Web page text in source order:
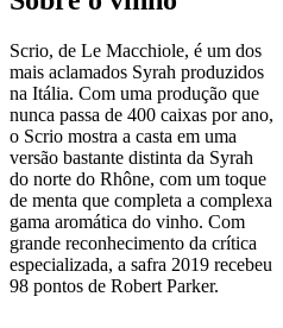
Scrio, de Le Macchiole, é um dos
mais aclamados Syrah produzidos
na Itália. Com uma produção que
nunca passa de 400 caixas por ano,
o Scrio mostra a casta em uma
versão bastante distinta da Syrah
do norte do Rhône, com um toque
de menta que completa a complexa
gama aromática do vinho. Com
grande reconhecimento da crítica
especializada, a safra 2019 recebeu
98 pontos de Robert Parker.